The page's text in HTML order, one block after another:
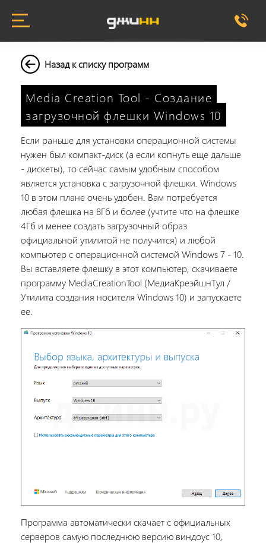
Назад к списку программ
Media Creation Tool - Создание
загрузочной флешки Windows 10
Если раньше для установки операционной системы
нужен был компакт-диск (а если копнуть еще дальше
- дискеты), то сейчас самым удобным способом
является установка с загрузочной флешки. Windows
10 в этом плане очень удобен. Вам потребуется
любая флешка на 8Гб и более (учтите что на флешке
4Гб и менее создать загрузочный образ
официальной утилитой не получится) и любой
компьютер с операционной системой Windows 7 - 10.
Вы вставляете флешку в этот компьютер, скачиваете
программу MediaCreationTool (МедиаКреэйшнТул /
Утилита создания носителя Windows 10) и запускаете
ее.
Программа автоматически скачает с официальных
серверов самую последнюю версию виндоус 10,